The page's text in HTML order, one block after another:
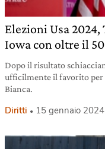
Elezioni Usa
Iowa con oltre il
Dopo il risultato
ufficilmente il favorito per
Bianca.
Diritti 15 gennaio 2024